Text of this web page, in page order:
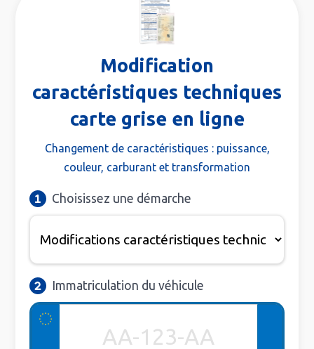
Modification
caractéristiques techniques
carte grise en ligne
Changement de caractéristiques : puissance,
couleur, carburant et transformation
Choisissez une démarche
Immatriculation du véhicule